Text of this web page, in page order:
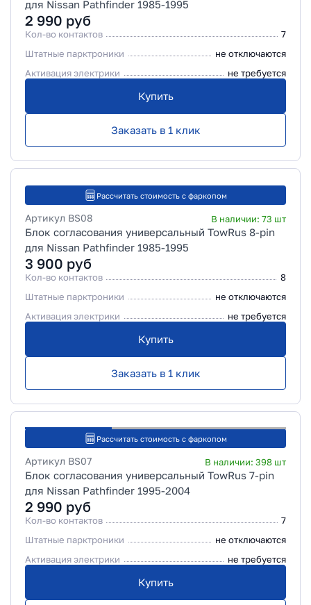
для Nissan Pathfinder 1985-1995
2 990 руб
Кол-во контактов
7
Штатные парктроники
не отключаются
Активация электрики
не требуется
Купить
Заказать в 1 клик
Рассчитать стоимость с фаркопом
Артикул BS08 В наличии: 73 шт
Блок согласования универсальный TowRus 8-pin
для Nissan Pathfinder 1985-1995
3 900 руб
Кол-во контактов
8
Штатные парктроники
не отключаются
Активация электрики
не требуется
Купить
Заказать в 1 клик
Рассчитать стоимость с фаркопом
Артикул BS07 В наличии: 398 шт
Блок согласования универсальный TowRus 7-pin
для Nissan Pathfinder 1995-2004
2 990 руб
Кол-во контактов
7
Штатные парктроники
не отключаются
Активация электрики
не требуется
Купить